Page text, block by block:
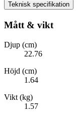
Teknisk specifikation
Mått & vikt
Djup (cm)
22.76
Höjd (cm)
1.64
Vikt (kg)
1.57